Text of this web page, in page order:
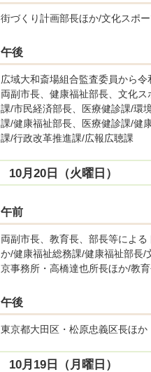
街づくり計画部長ほか/文化スポ
午後
広域大和斎場組合監査委員から
両副市長、健康福祉部長、文化
課/市民経済部長、医療健診課/環
課/健康福祉部長、医療健診課/健
課/行政改革推進課/広報広聴課
10月20日（火曜日）
午前
両副市長、教育長、部長等によ
か/健康福祉総務課/健康福祉部長/
京事務所・高橋達也所長ほか/教
午後
東京都大田区・松原忠義区長ほ
10月19日（月曜日）